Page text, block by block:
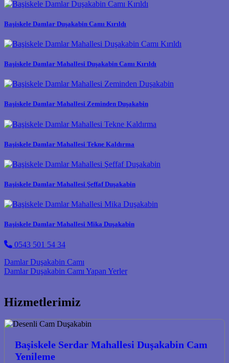
Başiskele Damlar Duşakabin Camı Kırıldı
Başiskele Damlar Mahallesi Duşakabin Camı Kırıldı
Başiskele Damlar Mahallesi Zeminden Duşakabin
Başiskele Damlar Mahallesi Tekne Kaldırma
Başiskele Damlar Mahallesi Şeffaf Duşakabin
Başiskele Damlar Mahallesi Mika Duşakabin
0543 501 54 34
Post navigation
Damlar Duşakabin Camı
Damlar Duşakabin Camı Yapan Yerler
Hizmetlerimiz
Başiskele Serdar Mahallesi Duşakabin Cam
Yenileme